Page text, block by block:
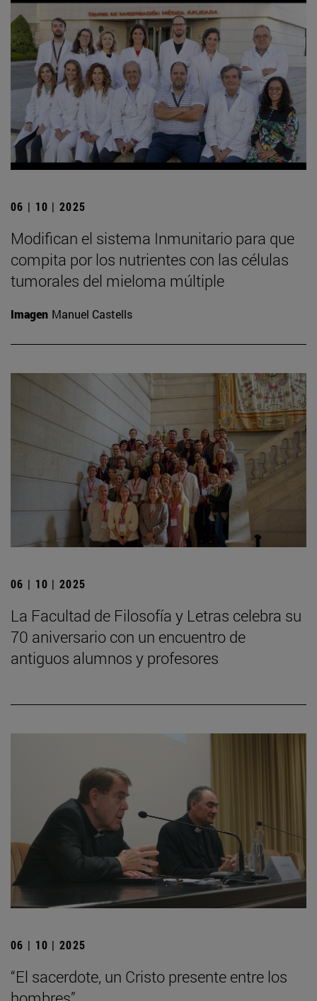
06 | 10 | 2025
Modifican el sistema Inmunitario para que
compita por los nutrientes con las células
tumorales del mieloma múltiple
Imagen Manuel Castells
06 | 10 | 2025
La Facultad de Filosofía y Letras celebra su
70 aniversario con un encuentro de
antiguos alumnos y profesores
06 | 10 | 2025
“El sacerdote, un Cristo presente entre los